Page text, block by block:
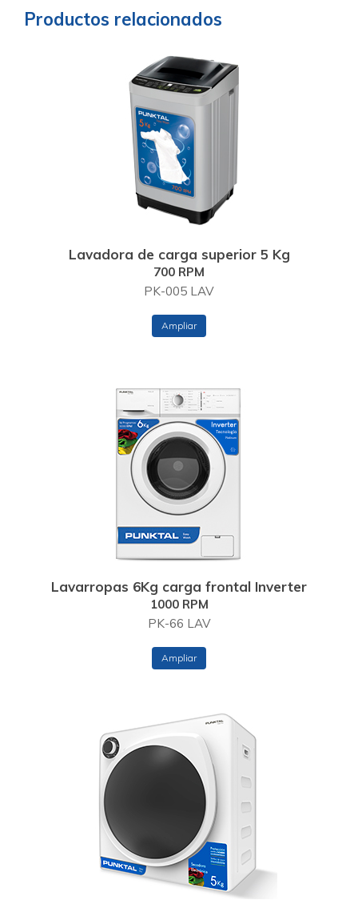
Productos relacionados
Lavadora de carga superior 5 Kg
700 RPM
PK-005 LAV
Ampliar
Lavarropas 6Kg carga frontal Inverter
1000 RPM
PK-66 LAV
Ampliar